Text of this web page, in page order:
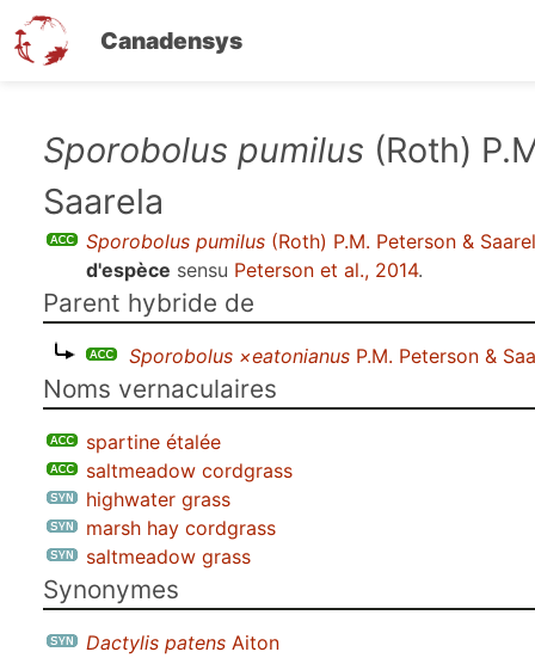
Canadensys
contenu
Sporobolus pumilus (Roth)
Saarela
Sporobolus pumilus (Roth) P.M. Peterson &
d'espèce sensu Peterson et al., 2014.
Parent hybride de
Sporobolus ×eatonianus P.M. Peterson &
Noms vernaculaires
spartine étalée
saltmeadow cordgrass
highwater grass
marsh hay cordgrass
saltmeadow grass
Synonymes
Dactylis patens Aiton